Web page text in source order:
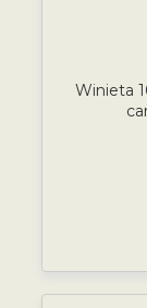
Winieta